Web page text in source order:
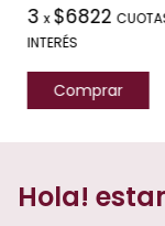
3 x$6822
INTERÉS
Hola!